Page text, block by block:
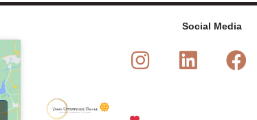
Social Media